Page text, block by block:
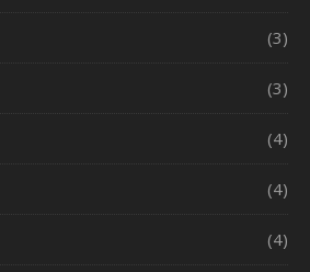
(3)
(3)
(4)
(4)
(4)